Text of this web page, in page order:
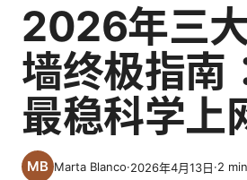
2026年三
墙终极指南
最稳科学上
Marta Blanco·2026年4月13日·2 min